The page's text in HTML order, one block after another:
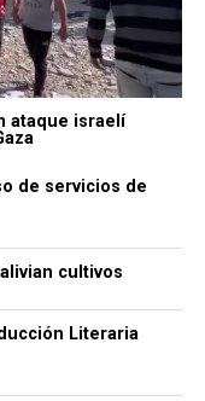
ataque israelí
de servicios de
cultivos
Literaria